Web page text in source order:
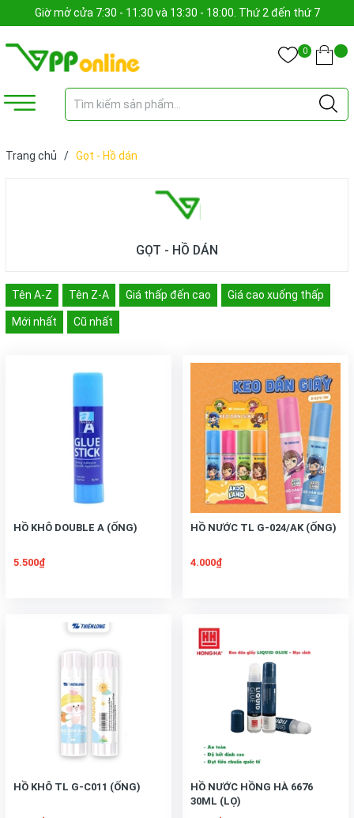
Giờ mở cửa 7:30 - 11:30 và 13:30 - 18:00. Thứ 2 đến thứ 7
0
Trang chủ / Gọt - Hồ dán
GỌT - HỒ DÁN
Tên A-Z Tên Z-A Giá thấp đến cao Giá cao xuống thấp
Mới nhất Cũ nhất
HỒ KHÔ DOUBLE A (ỐNG)
5.500₫
HỒ NƯỚC TL G-024/AK (ỐNG)
4.000₫
HỒ KHÔ TL G-C011 (ỐNG)
HỒ NƯỚC HỒNG HÀ 6676
30ML (LỌ)